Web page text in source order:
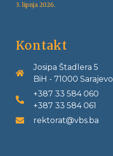
3. lipnja 2026.
Kontakt
Josipa Štadlera 5
BiH - 71000 Sarajevo
+387 33 584 060
+387 33 584 061
rektorat@vbs.ba